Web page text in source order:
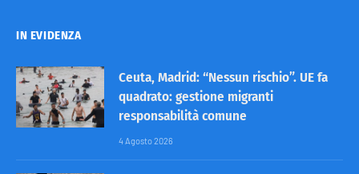
IN EVIDENZA
Ceuta, Madrid: “Nessun rischio”. UE fa
quadrato: gestione migranti
responsabilità comune
4 Agosto 2026